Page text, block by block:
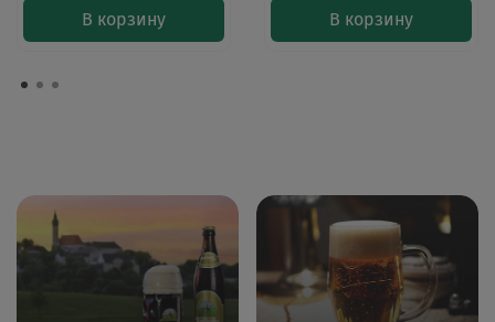
В корзину В корзину